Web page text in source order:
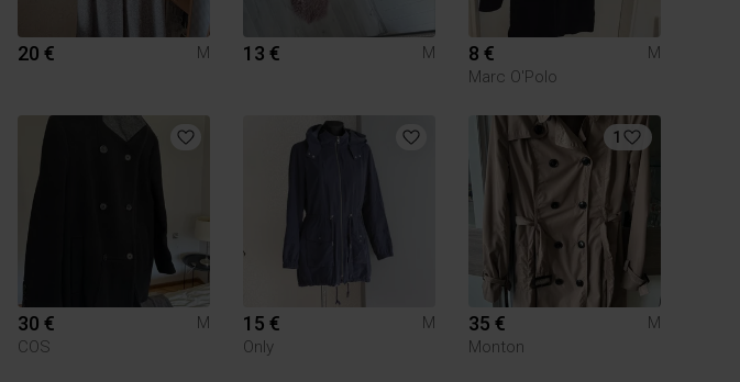
20 € M 13 € M 8 €
M
Marc O'Polo
30 €
M
COS
15 €
M
Only
1
35 €
M
Monton